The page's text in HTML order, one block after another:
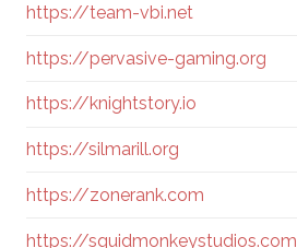
https://team-vbi.net
https://pervasive-gaming.org
https://knightstory.io
https://silmarill.org
https://zonerank.com
https://squidmonkeystudios.com